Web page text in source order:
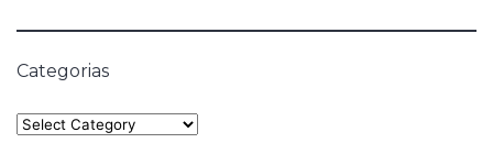
Categorias
Categories